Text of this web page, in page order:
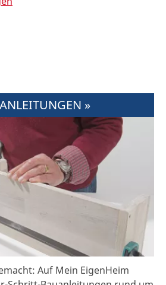
»
Auf Mein EigenHeim